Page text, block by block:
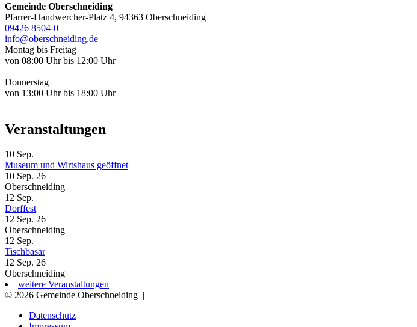
Gemeinde Oberschneiding
Pfarrer-Handwercher-Platz 4, 94363 Oberschneiding
09426 8504-0
info@oberschneiding.de
Montag bis Freitag
von 08:00 Uhr bis 12:00 Uhr
Donnerstag
von 13:00 Uhr bis 18:00 Uhr
Veranstaltungen
10 Sep.
Museum und Wirtshaus geöffnet
10 Sep. 26
Oberschneiding
12 Sep.
Dorffest
12 Sep. 26
Oberschneiding
12 Sep.
Tischbasar
12 Sep. 26
Oberschneiding
weitere Veranstaltungen
© 2026 Gemeinde Oberschneiding |
Datenschutz